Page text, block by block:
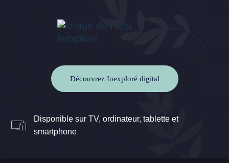
Découvrez Inexploré digital
Disponible sur TV, ordinateur, tablette et
smartphone